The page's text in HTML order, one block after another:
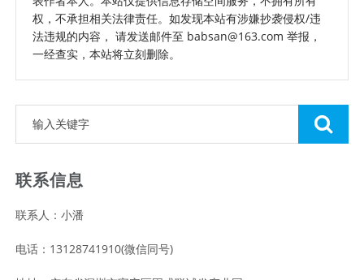
权，不承担相关法律责任。如发现本站有涉嫌抄袭侵权/违
法违规的内容， 请发送邮件至 babsan@163.com 举报，
一经查实，本站将立刻删除。
联系信息
联系人：小潘
电话：13128741910(微信同号)